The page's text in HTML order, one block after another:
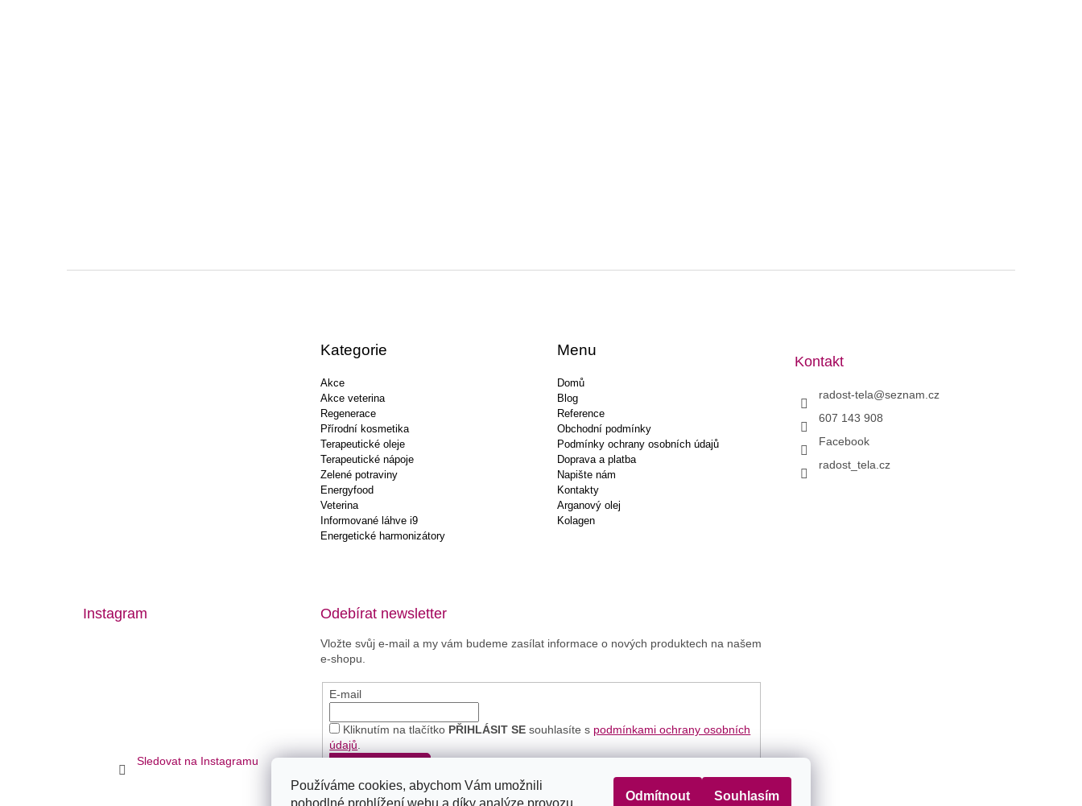
Používáme cookies, abychom Vám umožnili
pohodlné prohlížení webu a díky analýze provozu
Odmítnout Souhlasím
Kategorie
Akce
Akce veterina
Regenerace
Přírodní kosmetika
Terapeutické oleje
Terapeutické nápoje
Zelené potraviny
Energyfood
Veterina
Informované láhve i9
Energetické harmonizátory
Menu
Domů
Blog
Reference
Obchodní podmínky
Podmínky ochrany osobních údajů
Doprava a platba
Napište nám
Kontakty
Arganový olej
Kolagen
Kontakt
radost-tela@seznam.cz
607 143 908
Facebook
radost_tela.cz
Instagram
Sledovat na Instagramu
Odebírat newsletter
Vložte svůj e-mail a my vám budeme zasílat informace o nových produktech na našem
e-shopu.
E-mail
Kliknutím na tlačítko PŘIHLÁSIT SE souhlasíte s podmínkami ochrany osobních
údajů